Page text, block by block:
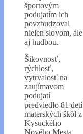
športovým
podujatím ich
povzbudzoval
nielen slovom, ale
aj hudbou.
Šikovnosť,
rýchlosť,
vytrvalosť na
zaujímavom
podujatí
predviedlo 81 detí
materských škôl z
Kysuckého
Nového Mesta,